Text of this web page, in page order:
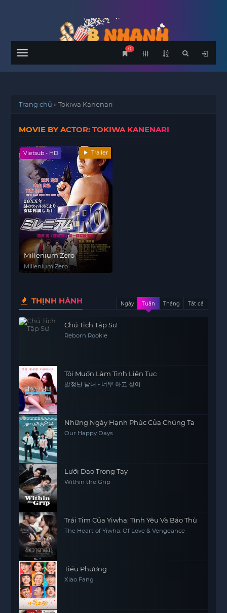
Menu
0
Trang chủ »Tokiwa Kanenari
MOVIE BY ACTOR: TOKIWA KANENARI
Vietsub - HD Trailer
Millenium Zero
Millenium Zero
THỊNH HÀNH Ngày Tuần Tháng Tất cả
Chủ Tịch Tập Sự
Reborn Rookie
Tôi Muốn Làm Tình Liên Tục
발정난 남녀 - 너무 하고 싶어
Những Ngày Hạnh Phúc Của Chúng Ta
Our Happy Days
Lưỡi Dao Trong Tay
Within the Grip
Trái Tim Của Yiwha: Tình Yêu Và Báo Thù
The Heart of Yiwha: Of Love & Vengeance
Tiểu Phương
Xiao Fang